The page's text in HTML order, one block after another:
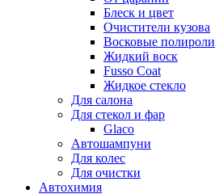
Блеск и цвет
Очистители кузова
Восковые полироли
Жидкий воск
Fusso Coat
Жидкое стекло
Для салона
Для стекол и фар
Glaco
Автошампуни
Для колес
Для очистки
Автохимия